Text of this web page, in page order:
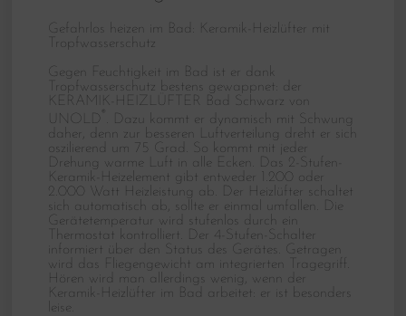
Gefahrlos heizen im Bad: Keramik-Heizlüfter mit
Tropfwasserschutz
Gegen Feuchtigkeit im Bad ist er dank
Tropfwasserschutz bestens gewappnet: der
KERAMIK-HEIZLÜFTER Bad Schwarz von
UNOLD
. Dazu kommt er dynamisch mit Schwung
daher, denn zur besseren Luftverteilung dreht er sich
oszilierend um 75 Grad. So kommt mit jeder
Drehung warme Luft in alle Ecken. Das 2-Stufen-
Keramik-Heizelement gibt entweder 1.200 oder
2.000 Watt Heizleistung ab. Der Heizlüfter schaltet
sich automatisch ab, sollte er einmal umfallen. Die
Gerätetemperatur wird stufenlos durch ein
Thermostat kontrolliert. Der 4-Stufen-Schalter
informiert über den Status des Gerätes. Getragen
wird das Fliegengewicht am integrierten Tragegriff.
Hören wird man allerdings wenig, wenn der
Keramik-Heizlüfter im Bad arbeitet: er ist besonders
leise.